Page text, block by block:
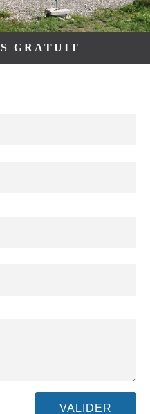
GRATUIT